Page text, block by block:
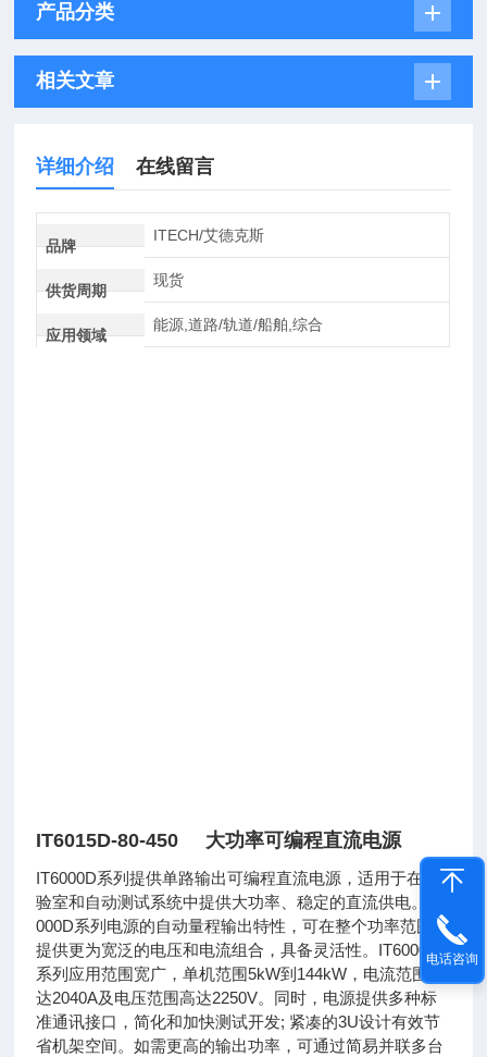
产品分类
相关文章
详细介绍 在线留言
品牌
ITECH/艾德克斯
供货周期
现货
应用领域
能源,道路/轨道/船舶,综合
IT6015D-80-450 大功率可编程直流电源
IT6000D系列提供单路输出可编程直流电源，适用于在实
验室和自动测试系统中提供大功率、稳定的直流供电。IT6
000D系列电源的自动量程输出特性，可在整个功率范围内
提供更为宽泛的电压和电流组合，具备灵活性。IT6000D
系列应用范围宽广，单机范围5kW到144kW，电流范围高
达2040A及电压范围高达2250V。同时，电源提供多种标
准通讯接口，简化和加快测试开发; 紧凑的3U设计有效节
省机架空间。如需更高的输出功率，可通过简易并联多台
电话咨询